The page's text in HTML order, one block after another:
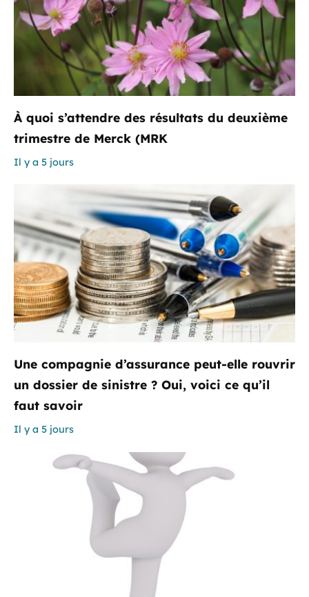
À quoi s’attendre des résultats du deuxième
trimestre de Merck (MRK
Il y a 5 jours
Une compagnie d’assurance peut-elle rouvrir
un dossier de sinistre ? Oui, voici ce qu’il
faut savoir
Il y a 5 jours